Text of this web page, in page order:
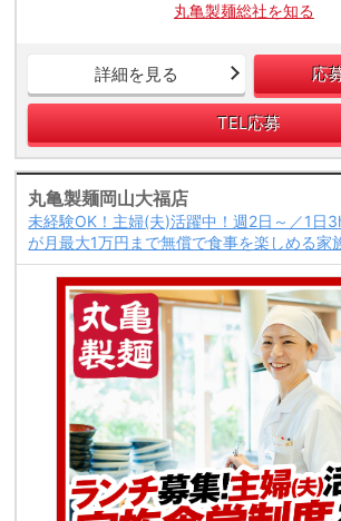
丸亀製麺総社を知る
詳細を見る 応
TEL応募
丸亀製麺岡山大福店
未経験OK！主婦(夫)活躍中！週2日～／1日
が月最大1万円まで無償で食事を楽しめる家